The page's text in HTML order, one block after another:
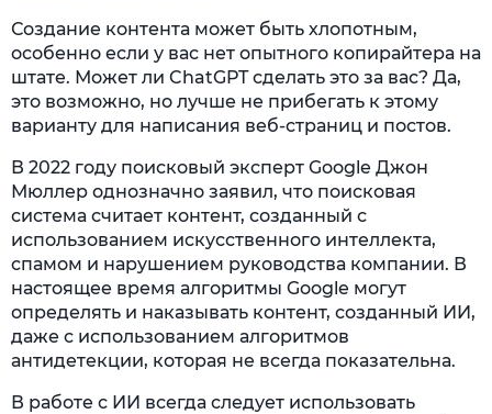
Создание контента может быть хлопотным,
особенно если у вас нет опытного копирайтера на
штате. Может ли ChatGPT сделать это за вас? Да,
это возможно, но лучше не прибегать к этому
варианту для написания веб-страниц и постов.
В 2022 году поисковый эксперт Google Джон
Мюллер однозначно заявил, что поисковая
система считает контент, созданный с
использованием искусственного интеллекта,
спамом и нарушением руководства компании. В
настоящее время алгоритмы Google могут
определять и наказывать контент, созданный ИИ,
даже с использованием алгоритмов
антидетекции, которая не всегда показательна.
В работе с ИИ всегда следует использовать